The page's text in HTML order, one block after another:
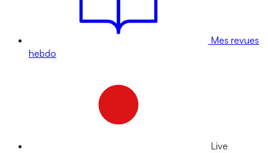
Mes revues
hebdo
Live